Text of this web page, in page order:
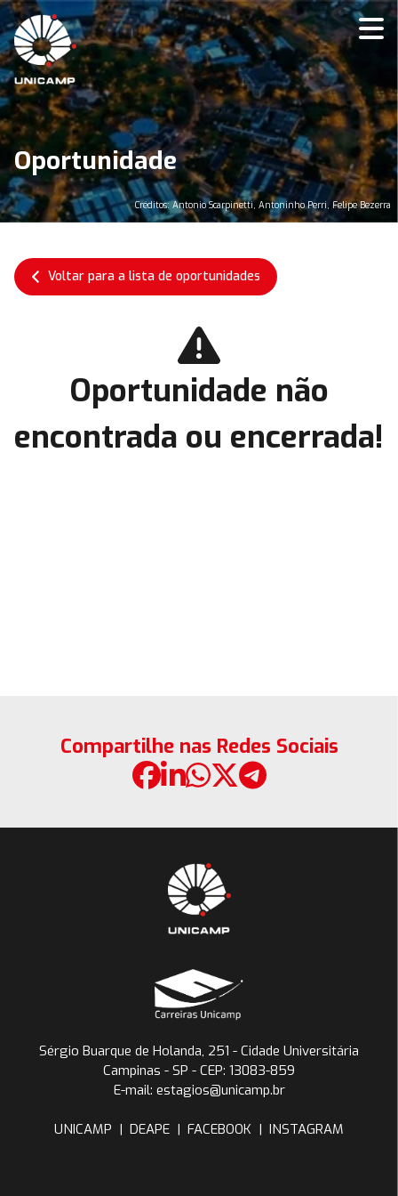
Oportunidade
Créditos: Antonio Scarpinetti, Antoninho Perri, Felipe Bezerra
Voltar para a lista de oportunidades
Oportunidade não
encontrada ou encerrada!
Compartilhe nas Redes Sociais
Sérgio Buarque de Holanda, 251 - Cidade Universitária
Campinas - SP - CEP: 13083-859
E-mail: estagios@unicamp.br
UNICAMP | DEAPE | FACEBOOK | INSTAGRAM